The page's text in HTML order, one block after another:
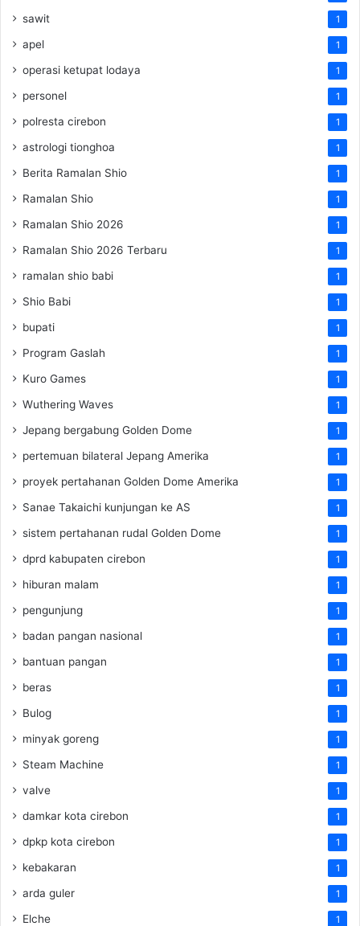
sawit 1
apel 1
operasi ketupat lodaya 1
personel 1
polresta cirebon 1
astrologi tionghoa 1
Berita Ramalan Shio 1
Ramalan Shio 1
Ramalan Shio 2026 1
Ramalan Shio 2026 Terbaru 1
ramalan shio babi 1
Shio Babi 1
bupati 1
Program Gaslah 1
Kuro Games 1
Wuthering Waves 1
Jepang bergabung Golden Dome 1
pertemuan bilateral Jepang Amerika 1
proyek pertahanan Golden Dome Amerika 1
Sanae Takaichi kunjungan ke AS 1
sistem pertahanan rudal Golden Dome 1
dprd kabupaten cirebon 1
hiburan malam 1
pengunjung 1
badan pangan nasional 1
bantuan pangan 1
beras 1
Bulog 1
minyak goreng 1
Steam Machine 1
valve 1
damkar kota cirebon 1
dpkp kota cirebon 1
kebakaran 1
arda guler 1
Elche 1